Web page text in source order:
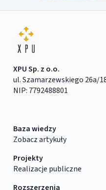
XPU Sp. z o.o.
ul. Szamarzewskiego 26a/
NIP: 7792488801
Baza wiedzy
Zobacz artykuły
Projekty
Realizacje publiczne
Rozszerzenia